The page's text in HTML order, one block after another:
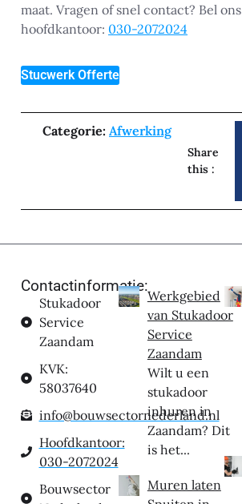
maat. Vragen of snel contact? Bel ons
hoofdkantoor: 030-2072024
Stucwerk Offerte
Categorie: Afwerking
Share
this :
Contactinformatie:
Stukadoor
Service
Zaandam
KVK:
58037640
info@bouwsectornederland.nl
Hoofdkantoor:
030-2072024
Bouwsector
Werkgebied
van Stukadoor
Service
Zaandam
Wilt u een
stukadoor
inhuren in
Zaandam? Dit
is het...
Muren laten